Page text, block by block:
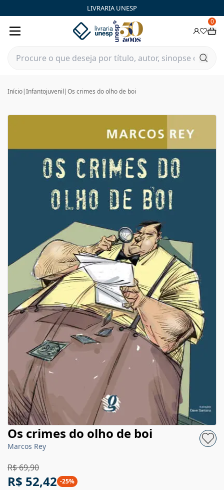
LIVRARIA UNESP
0
Início|Infantojuvenil |Os crimes do olho de boi
Os crimes do olho de boi
Marcos Rey
R$ 69,90
R$ 52,42 -25%